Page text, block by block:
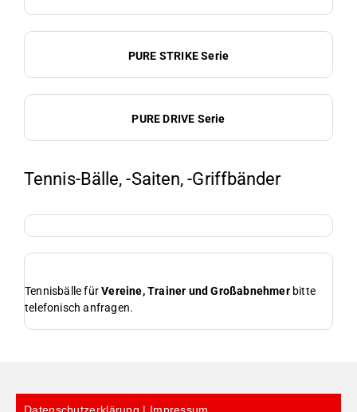
PURE STRIKE Serie
PURE DRIVE Serie
Tennis-Bälle, -Saiten, -Griffbänder
Tennisbälle fürVereine, Trainer und Großabnehmerbitte
telefonisch anfragen.
Datenschutzerklärung | Impressum